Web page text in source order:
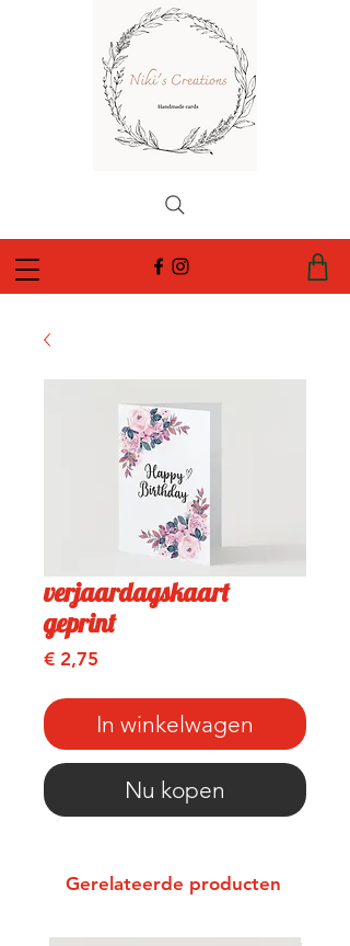
verjaardagskaart
geprint
€ 2,75
In winkelwagen
Nu kopen
Gerelateerde producten